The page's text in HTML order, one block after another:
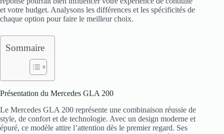
et votre budget. Analysons les différences et les spécificités de
chaque option pour faire le meilleur choix.
Sommaire
Présentation du Mercedes GLA 200
Le Mercedes GLA 200 représente une combinaison réussie de
style, de confort et de technologie. Avec un design moderne et
épuré, ce modèle attire l’attention dès le premier regard. Ses